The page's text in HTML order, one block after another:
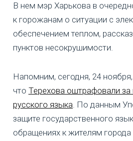
В нем мэр Харькова в
к горожанам о ситуации с
обеспечением теплом,
пунктов несокрушимости.
Напомним, сегодня, 24
что Терехова оштрафовали за
русского языка. По данным
защите государственного
обращениях к жителям